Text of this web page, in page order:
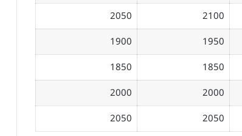
2100
2050
1950
1900
1850
1850
2000
2000
2050
2050